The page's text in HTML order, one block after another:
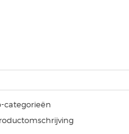
categorieën